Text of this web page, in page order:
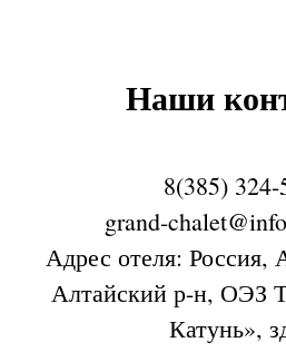
Наши
8(385) 324-
grand-
Адрес отеля: Россия,
Алтайский р-н, ОЭЗ
Катунь»,